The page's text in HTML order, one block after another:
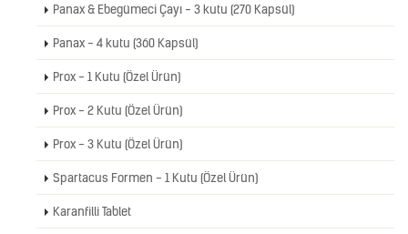
Panax & Ebegümeci Çayı - 3 kutu (270 Kapsül)
Panax - 4 kutu (360 Kapsül)
Prox - 1 Kutu (Özel Ürün)
Prox - 2 Kutu (Özel Ürün)
Prox - 3 Kutu (Özel Ürün)
Spartacus Formen - 1 Kutu (Özel Ürün)
Karanfilli Tablet